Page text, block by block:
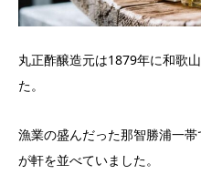
丸正酢醸造元は1879年に和歌
た。
漁業の盛んだった那智勝浦一
が軒を並べていました。